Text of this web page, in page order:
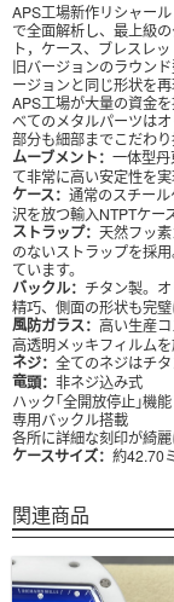
APS工場新作リシャール・ミルRM055です。本物のムーブメントを細かい所ま
で全面解析し、最上級
ト，ケース、ブレスレ
旧バージョンのラウンド型の2つの足を新たにハート型に変更し、オリジナルバ
ージョンと同じ形状を再
APS工場が大量の資金を投入し購入した複数の本物に沿って生産したため、す
べてのメタルパーツは
部分も細部までこだわり
ムーブメント： 一体型
て非常に高い安定性を実
ケース： 通常のスチー
沢を放つ輸入NTPTケー
ストラップ： 天然フッ
のないストラップを採
ています。
バックル： チタン製。
精巧、側面の形状も完
風防ガラス： 高い生産
高透明メッキフィルム
ネジ： 全てのネジはチ
竜頭： 非ネジ込み式
ハック｢全開放停止｣機能
専用バックル搭載
各所に詳細な刻印が綺
ケースサイズ： 約42.70
関連商品